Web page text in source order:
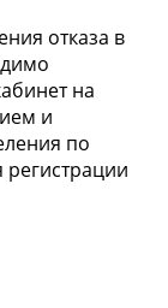
отказа в
на
и
по